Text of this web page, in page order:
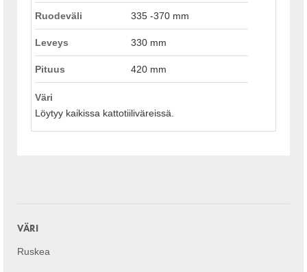
Ruodeväli 335 -370 mm
Leveys 330 mm
Pituus 420 mm
Väri
Löytyy kaikissa kattotiiliväreissä.
VÄRI
Ruskea